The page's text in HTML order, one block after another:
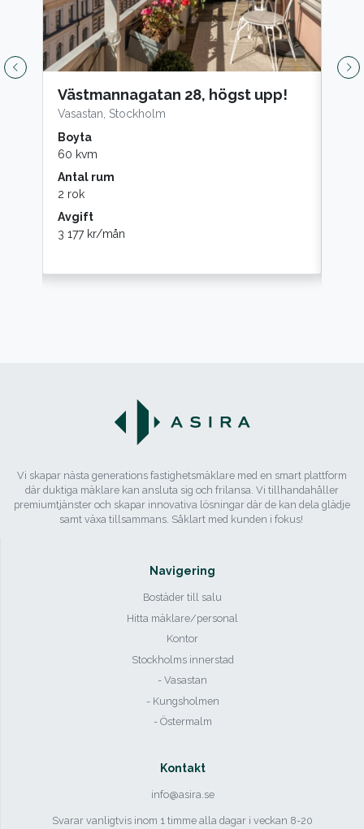
Västmannagatan 28, högst upp!
Vasastan, Stockholm
Boyta
60 kvm
Antal rum
2 rok
Avgift
3 177 kr/mån
Vi skapar nästa generations fastighetsmäklare med en smart plattform
där duktiga mäklare kan ansluta sig och frilansa. Vi tillhandahåller
premiumtjänster och skapar innovativa lösningar där de kan dela glädje
samt växa tillsammans. Såklart med kunden i fokus!
Navigering
Bostäder till salu
Hitta mäklare/personal
Kontor
Stockholms innerstad
- Vasastan
- Kungsholmen
- Östermalm
Kontakt
info@asira.se
Svarar vanligtvis inom 1 timme alla dagar i veckan 8-20